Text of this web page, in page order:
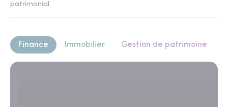
patrimonial.
Finance Immobilier Gestion de patrimoine